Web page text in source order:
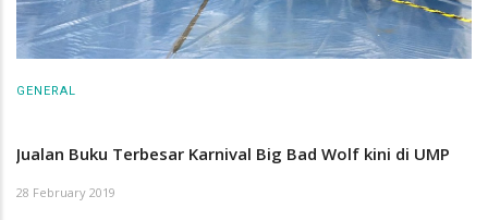
GENERAL
Jualan Buku Terbesar Karnival Big Bad Wolf kini di UMP
28 February 2019